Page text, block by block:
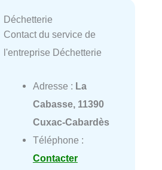
Déchetterie
Contact du service de
l'entreprise Déchetterie
Adresse : La
Cabasse, 11390
Cuxac-Cabardès
Téléphone :
Contacter